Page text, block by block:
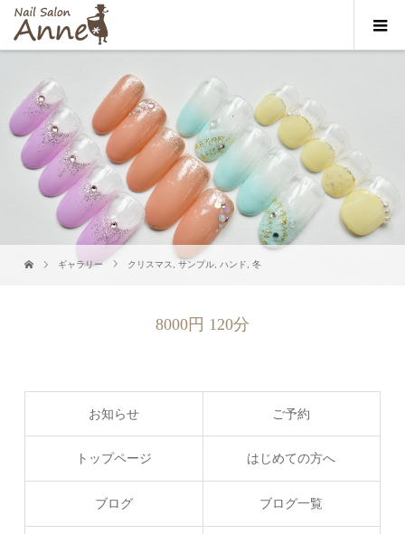
ギャラリー クリスマス ,サンプル ハンド ,冬
8000円 120分
お知らせ ご予約
トップページ はじめての方へ
ブログ ブログ一覧